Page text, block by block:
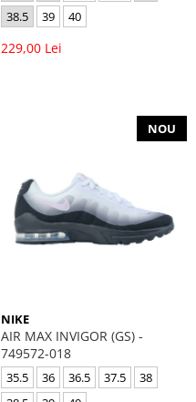
38.5 39 40
229,00 Lei
NOU
NIKE
AIR MAX INVIGOR (GS) -
749572-018
35.5 36 36.5 37.5
38